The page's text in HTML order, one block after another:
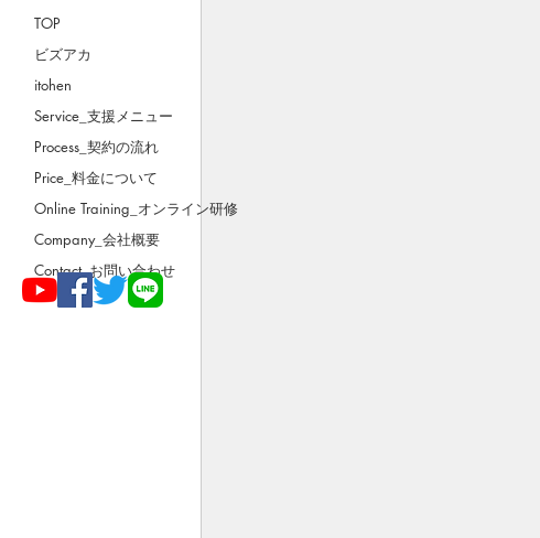
TOP
ビズアカ
itohen
Service_支援メニュー
Process_契約の流れ
Price_料金について
Online Training_オンライン研修
Company_会社概要
Contact_お問い合わせ